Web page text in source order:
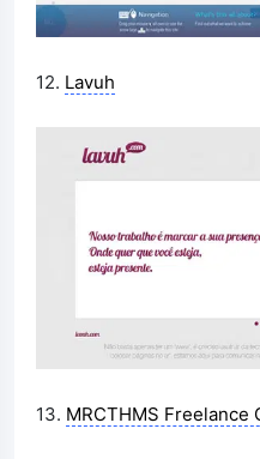
12. Lavuh
13. MRCTHMS Freelance